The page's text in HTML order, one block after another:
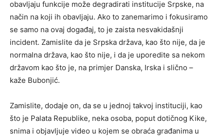
obavljaju funkcije može degradirati institucije Srpske, na
način na koji ih obavljaju. Ako to zanemarimo i fokusiramo
se samo na ovaj događaj, to je zaista nesvakidašnji
incident. Zamislite da je Srpska država, kao što nije, da je
normalna država, kao što nije, i da je uporedite sa nekom
državom kao što je, na primjer Danska, Irska i slično –
kaže Bubonjić.
Zamislite, dodaje on, da se u jednoj takvoj instituciji, kao
što je Palata Republike, neka osoba, poput dotičnog Kike,
snima i objavljuje video u kojem se obraća građanima u